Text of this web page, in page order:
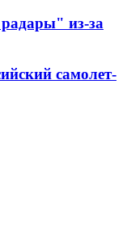
из-за
самолет-